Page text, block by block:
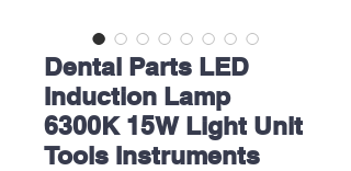
Dental Parts LED
Induction Lamp
6300K 15W Light Unit
Tools Instruments